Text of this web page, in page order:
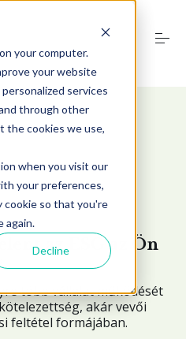
your computer.
your website
services
through other
the cookies we use,
when you visit our
your preferences,
cookie so that you're
again.
Decline
az ESG az Ön
több vállalat működését
akár vevői
feltétel formájában.